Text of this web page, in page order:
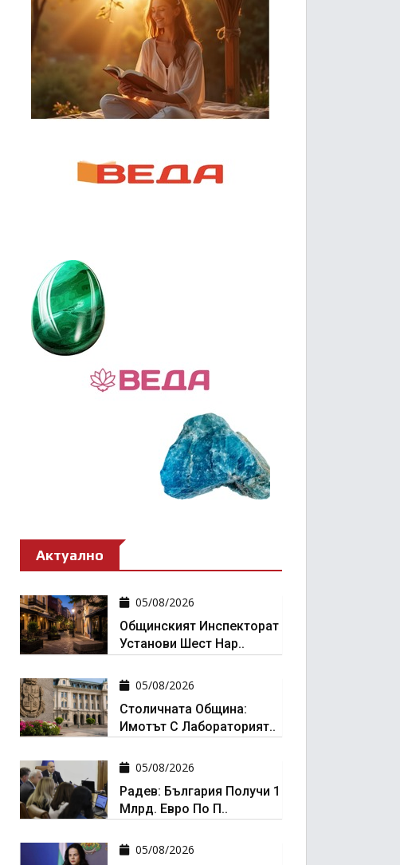
Актуално
05/08/2026
Общинският Инспекторат
Установи Шест Нар..
05/08/2026
Столичната Община:
Имотът С Лабораторият..
05/08/2026
Радев: България Получи 1
Млрд. Евро По П..
05/08/2026